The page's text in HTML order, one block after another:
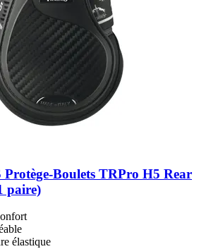
Protège-​Boulets TRPro H5 Rear
paire)
élastique